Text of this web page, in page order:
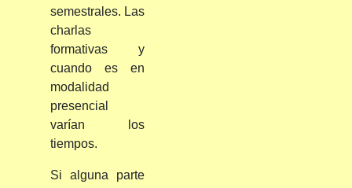
semestrales. Las
charlas
formativas y
cuando es en
modalidad
presencial
varían los
tiempos.
Si alguna parte